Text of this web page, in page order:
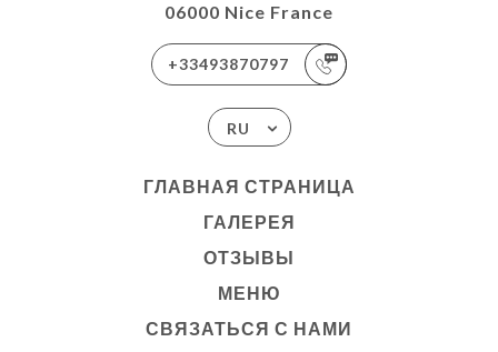
06000 Nice France
+33493870797
RU
ГЛАВНАЯ СТРАНИЦА
ГАЛЕРЕЯ
ОТЗЫВЫ
МЕНЮ
СВЯЗАТЬСЯ С НАМИ